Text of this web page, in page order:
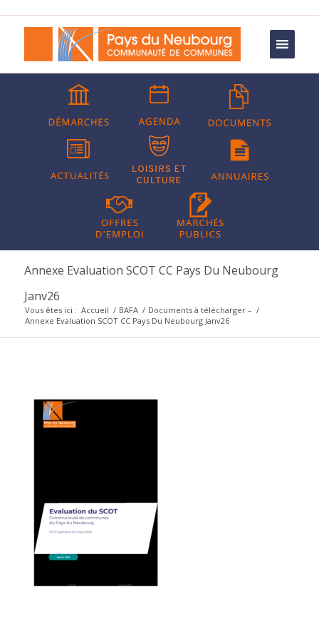
Annexe Evaluation SCOT CC Pays Du Neubourg
Janv26
Vous êtes ici : Accueil / BAFA / Documents à télécharger – /
Annexe Evaluation SCOT CC Pays Du Neubourg Janv26